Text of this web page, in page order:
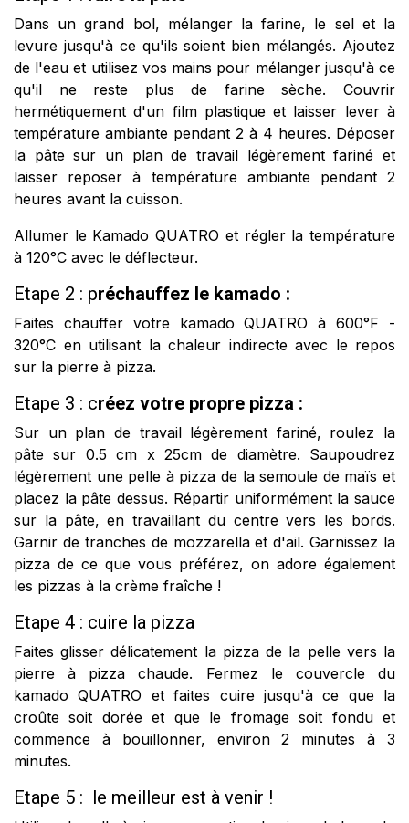
Dans un grand bol, mélanger la farine, le sel et la
levure jusqu'à ce qu'ils soient bien mélangés. Ajoutez
de l'eau et utilisez vos mains pour mélanger jusqu'à ce
qu'il ne reste plus de farine sèche. Couvrir
hermétiquement d'un film plastique et laisser lever à
température ambiante pendant 2 à 4 heures. Déposer
la pâte sur un plan de travail légèrement fariné et
laisser reposer à température ambiante pendant 2
heures avant la cuisson.
Allumer le Kamado QUATRO et régler la température
à 120°C avec le déflecteur.
Etape 2 : préchauffez le kamado :
Faites chauffer votre kamado QUATRO à 600°F -
320°C en utilisant la chaleur indirecte avec le repos
sur la pierre à pizza.
Etape 3 : créez votre propre pizza :
Sur un plan de travail légèrement fariné, roulez la
pâte sur 0.5 cm x 25cm de diamètre. Saupoudrez
légèrement une pelle à pizza de la semoule de maïs et
placez la pâte dessus. Répartir uniformément la sauce
sur la pâte, en travaillant du centre vers les bords.
Garnir de tranches de mozzarella et d'ail. Garnissez la
pizza de ce que vous préférez, on adore également
les pizzas à la crème fraîche !
Etape 4 : cuire la pizza
Faites glisser délicatement la pizza de la pellevers la
pierre à pizza chaude. Fermez le couvercle du
kamado QUATRO et faites cuire jusqu'à ce que la
croûte soit dorée et que le fromage soit fondu et
commence à bouillonner, environ 2 minutes à 3
minutes. ​
Etape 5 : le meilleur est à venir !